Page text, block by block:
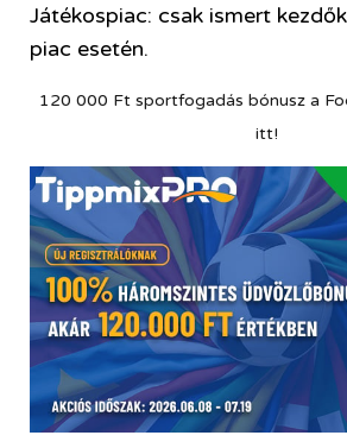
Játékospiac: csak ismert
piac esetén.
120 000 Ft sportfogadás bónusz a
itt!